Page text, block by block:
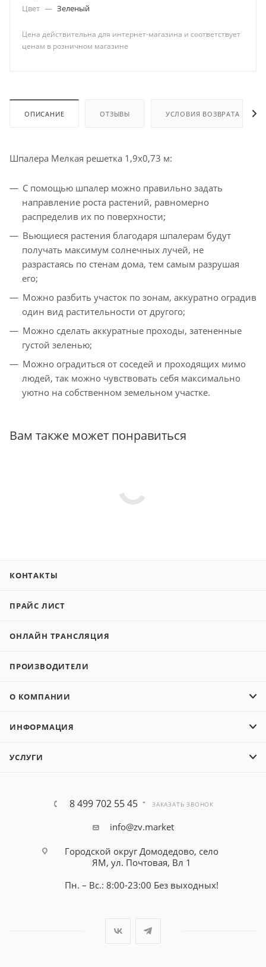
Цвет — Зеленый
Цена действительна для интернет-магазина и соответствует
ценам в розничном магазине
ОПИСАНИЕ ОТЗЫВЫ УСЛОВИЯ ВОЗВРАТА
Шпалера Мелкая решетка 1,9х0,73 м:
С помощью шпалер можно правильно задать
направление роста растений, равномерно
распределив их по поверхности;
Вьющиеся растения благодаря шпалерам будут
получать максимум солнечных лучей, не
разрастаясь по стенам дома, тем самым разрушая
его;
Можно разбить участок по зонам, аккуратно оградив
один вид растительности от другого;
Можно сделать аккуратные проходы, затененные
густой зеленью;
Можно оградиться от соседей и проходящих мимо
людей, так можно чувствовать себя максимально
уютно на собственном земельном участке.
Вам также может понравиться
КОНТАКТЫ
ПРАЙС ЛИСТ
ОНЛАЙН ТРАНСЛЯЦИЯ
ПРОИЗВОДИТЕЛИ
О КОМПАНИИ
ИНФОРМАЦИЯ
УСЛУГИ
8 499 702 55 45 ЗАКАЗАТЬ ЗВОНОК
info@zv.market
Городской округ Домодедово, село
ЯМ, ул. Почтовая, Вл 1
Пн. – Вс.: 8:00-23:00 Без выходных!